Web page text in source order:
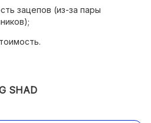
зацепов (из-за пары
SHAD